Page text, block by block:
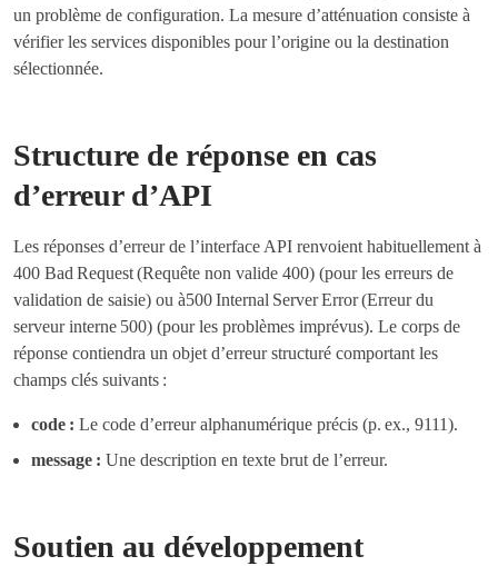
un problème de configuration. La mesure d’atténuation consiste à
vérifier les services disponibles pour l’origine ou la destination
sélectionnée.
Structure de réponse en cas
d’erreur d’API
Les réponses d’erreur de l’interface API renvoient habituellement à
400 Bad Request (Requête non valide 400) (pour les erreurs de
validation de saisie) ou à500 Internal Server Error (Erreur du
serveur interne 500) (pour les problèmes imprévus). Le corps de
réponse contiendra un objet d’erreur structuré comportant les
champs clés suivants :
code : Le code d’erreur alphanumérique précis (p. ex., 9111).
message : Une description en texte brut de l’erreur.
Soutien au développement